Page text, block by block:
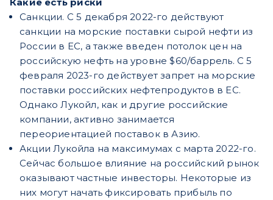
Санкции. С 5 декабря 2022-го действуют
санкции на морские поставки сырой нефти из
России в ЕС, а также введен потолок цен на
российскую нефть на уровне $60/баррель. С 5
февраля 2023-го действует запрет на морские
поставки российских нефтепродуктов в ЕС.
Однако Лукойл, как и другие российские
компании, активно занимается
переориентацией поставок в Азию.
Акции Лукойла на максимумах с марта 2022-го.
Сейчас большое влияние на российский рынок
оказывают частные инвесторы. Некоторые из
них могут начать фиксировать прибыль по